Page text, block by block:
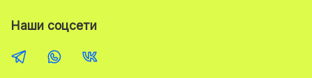
Наши соцсети